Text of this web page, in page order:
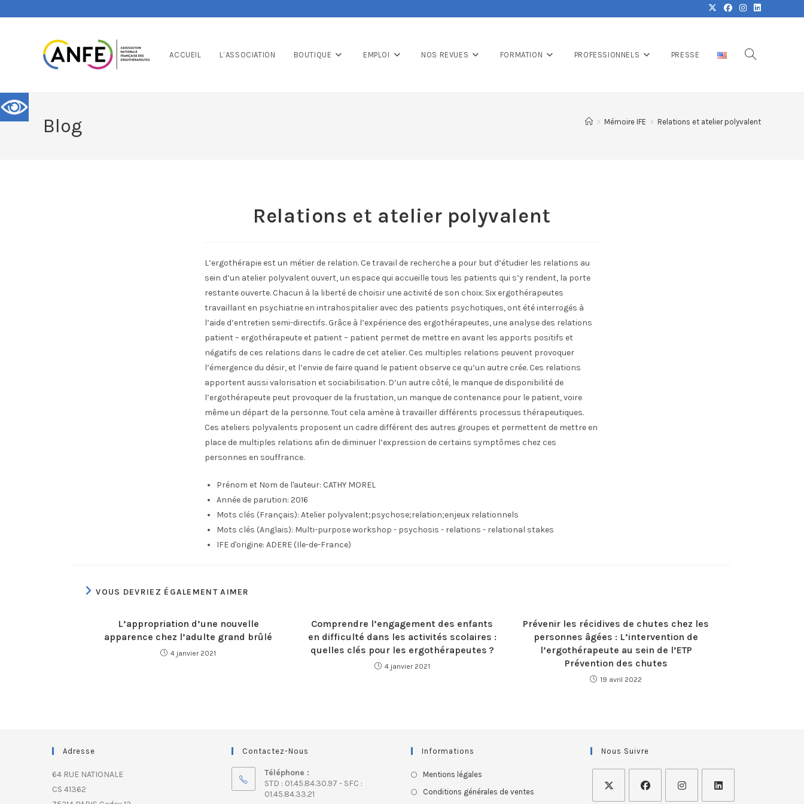
ACCUEIL L’ASSOCIATION BOUTIQUE EMPLOI NOS REVUES FORMATION PROFESSIONNELS PRESSE
Blog > Mémoire IFE > Relations et atelier polyvalent
Relations et atelier polyvalent
L’ergothérapie est un métier de relation. Ce travail de recherche a pour but d’étudier les relations au
sein d’un atelier polyvalent ouvert, un espace qui accueille tous les patients qui s’y rendent, la porte
restante ouverte. Chacun à la liberté de choisir une activité de son choix. Six ergothérapeutes
travaillant en psychiatrie en intrahospitalier avec des patients psychotiques, ont été interrogés à
l’aide d’entretien semi-directifs. Grâce à l’expérience des ergothérapeutes, une analyse des relations
patient – ergothérapeute et patient – patient permet de mettre en avant les apports positifs et
négatifs de ces relations dans le cadre de cet atelier. Ces multiples relations peuvent provoquer
l’émergence du désir, et l’envie de faire quand le patient observe ce qu’un autre crée. Ces relations
apportent aussi valorisation et sociabilisation. D’un autre côté, le manque de disponibilité de
l’ergothérapeute peut provoquer de la frustation, un manque de contenance pour le patient, voire
même un départ de la personne. Tout cela amène à travailler différents processus thérapeutiques.
Ces ateliers polyvalents proposent un cadre différent des autres groupes et permettent de mettre en
place de multiples relations afin de diminuer l’expression de certains symptômes chez ces
personnes en souffrance.
Prénom et Nom de l'auteur: CATHY MOREL
Année de parution: 2016
Mots clés (Français): Atelier polyvalent;psychose;relation;enjeux relationnels
Mots clés (Anglais): Multi-purpose workshop - psychosis - relations - relational stakes
IFE d'origine: ADERE (Ile-de-France)
VOUS DEVRIEZ ÉGALEMENT AIMER
L’appropriation d’une nouvelle
apparence chez l’adulte grand brûlé
4 janvier 2021
Comprendre l’engagement des enfants
en difficulté dans les activités scolaires :
quelles clés pour les ergothérapeutes ?
4 janvier 2021
Prévenir les récidives de chutes chez les
personnes âgées : L’intervention de
l’ergothérapeute au sein de l’ETP
Prévention des chutes
19 avril 2022
Adresse
64 RUE NATIONALE
CS 41362
Contactez-Nous
Téléphone :
STD : 01.45.84.30.97 - SFC :
01.45.84.33.21
Informations
Mentions légales
Conditions générales de ventes
Nous Suivre